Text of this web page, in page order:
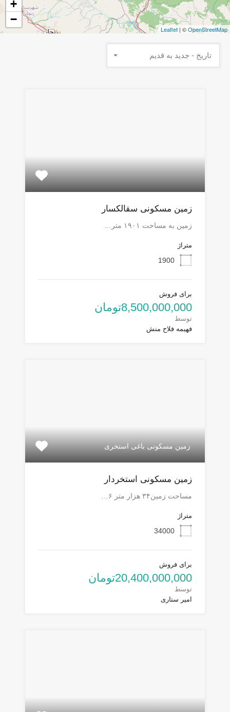
+
−
Leaflet | ©OpenStreetMap
تاریخ - جدید به قدیم
زمین مسکونی سقالکسار
زمین به مساحت ۱۹۰۱ متر…
متراژ
1900
برای فروش
8,500,000,000تومان
توسط
فهیمه فلاح منش
زمین مسکونی باغی استخری
زمین مسکونی استخردار
مساحت زمین۳۴ هزار متر ۶…
متراژ
34000
برای فروش
20,400,000,000تومان
توسط
امیر ستاری